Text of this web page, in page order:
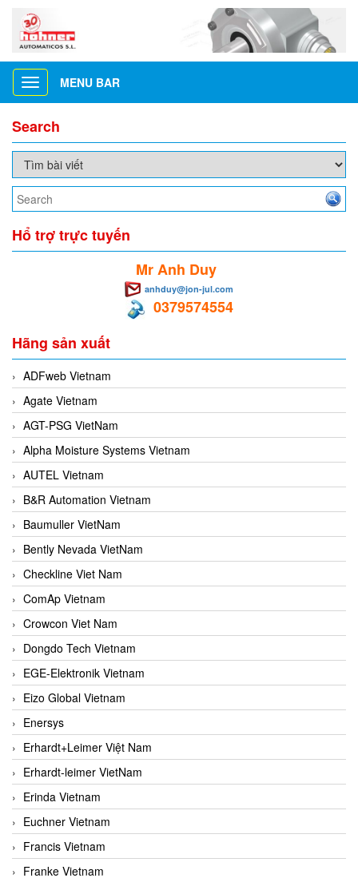
Toggle
navigation
MENU BAR
Search
Hổ trợ trực tuyến
Mr Anh Duy
anhduy@jon-jul.com
0379574554
Hãng sản xuất
ADFweb Vietnam
Agate Vietnam
AGT-PSG VietNam
Alpha Moisture Systems Vietnam
AUTEL Vietnam
B&R Automation Vietnam
Baumuller VietNam
Bently Nevada VietNam
Checkline Viet Nam
ComAp Vietnam
Crowcon Viet Nam
Dongdo Tech Vietnam
EGE-Elektronik Vietnam
Eizo Global Vietnam
Enersys
Erhardt+Leimer Việt Nam
Erhardt-leimer VietNam
Erinda Vietnam
Euchner Vietnam
Francis Vietnam
Franke Vietnam